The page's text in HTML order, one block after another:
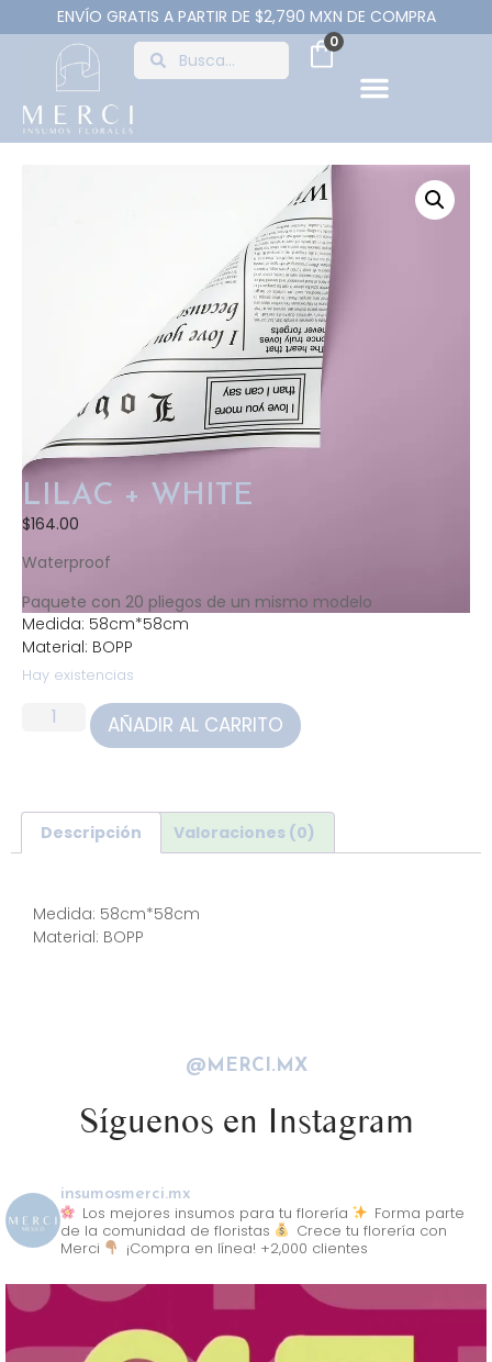
ENVÍO GRATIS A PARTIR DE $2,790 MXN DE COMPRA
0
LILAC + WHITE
$164.00
Waterproof
Paquete con 20 pliegos de un mismo modelo
Medida: 58cm*58cm
Material: BOPP
Hay existencias
AÑADIR AL CARRITO
Descripción Valoraciones (0)
Medida: 58cm*58cm
Material: BOPP
@MERCI.MX
Síguenos en Instagram
insumosmerci.mx
Los mejores insumos para tu florería
Forma parte
de la comunidad de floristas
Crece tu florería con
Merci
¡Compra en línea! +2,000 clientes